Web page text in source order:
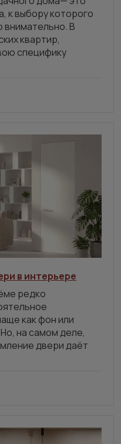
к выбору которого
внимательно. В
квартир,
специфику
в интерьере
редко
как фон или
на самом деле,
двери даёт